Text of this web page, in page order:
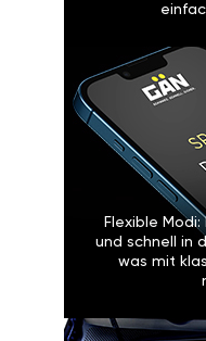
Flexible
und schnell in
was mit